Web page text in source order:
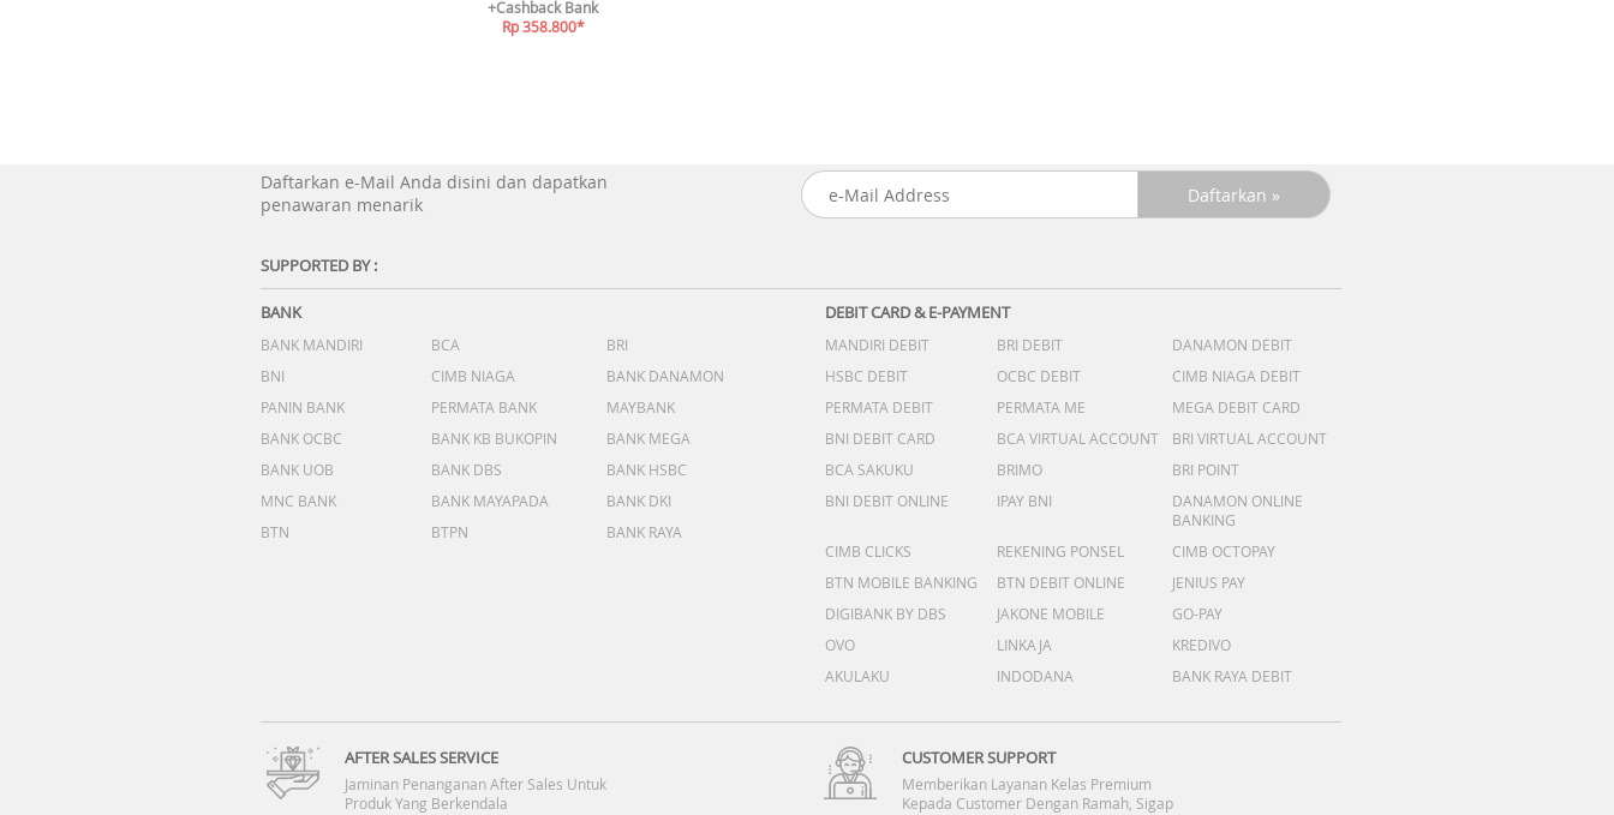
+Cashback Bank
Rp 358.800*
Daftarkan e-Mail Anda disini dan dapatkan
penawaran menarik
SUPPORTED BY :
BANK
BANK MANDIRI BCA
BRI
BNI
CIMB NIAGA
BANK DANAMON
PANIN BANK
PERMATA BANK
MAYBANK
BANK OCBC
BANK KB BUKOPIN
BANK MEGA
BANK UOB
BANK DBS
BANK HSBC
MNC BANK
BANK MAYAPADA
BANK DKI
BTN
BTPN BANK RAYA
DEBIT CARD & E-PAYMENT
MANDIRI DEBIT BRI DEBIT
DANAMON DEBIT
HSBC DEBIT
OCBC DEBIT
CIMB NIAGA DEBIT
PERMATA DEBIT
PERMATA ME
MEGA DEBIT CARD
BNI DEBIT CARD
BCA VIRTUAL ACCOUNT
BRI VIRTUAL ACCOUNT
BCA SAKUKU
BRIMO
BRI POINT
BNI DEBIT ONLINE
IPAY BNI
DANAMON ONLINE
BANKING
CIMB CLICKS
REKENING PONSEL
CIMB OCTOPAY
BTN MOBILE BANKING
BTN DEBIT ONLINE
JENIUS PAY
DIGIBANK BY DBS
JAKONE MOBILE
GO-PAY
OVO
LINKAJA
KREDIVO
AKULAKU
INDODANA BANK RAYA DEBIT
AFTER SALES SERVICE
Jaminan Penanganan After Sales Untuk
Produk Yang Berkendala
CUSTOMER SUPPORT
Memberikan Layanan Kelas Premium
Kepada Customer Dengan Ramah, Sigap